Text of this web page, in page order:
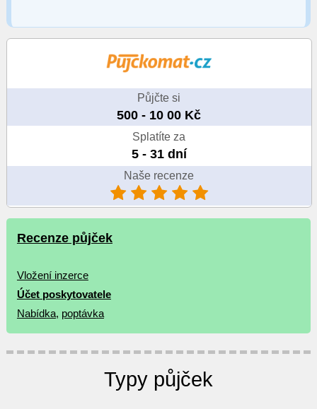
Půjčte si
500 - 10 00 Kč
Splatíte za
5 - 31 dní
Naše recenze
Recenze půjček
Vložení inzerce
Účet poskytovatele
Nabídka, poptávka
Typy půjček